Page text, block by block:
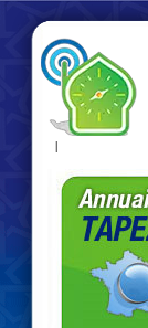
|